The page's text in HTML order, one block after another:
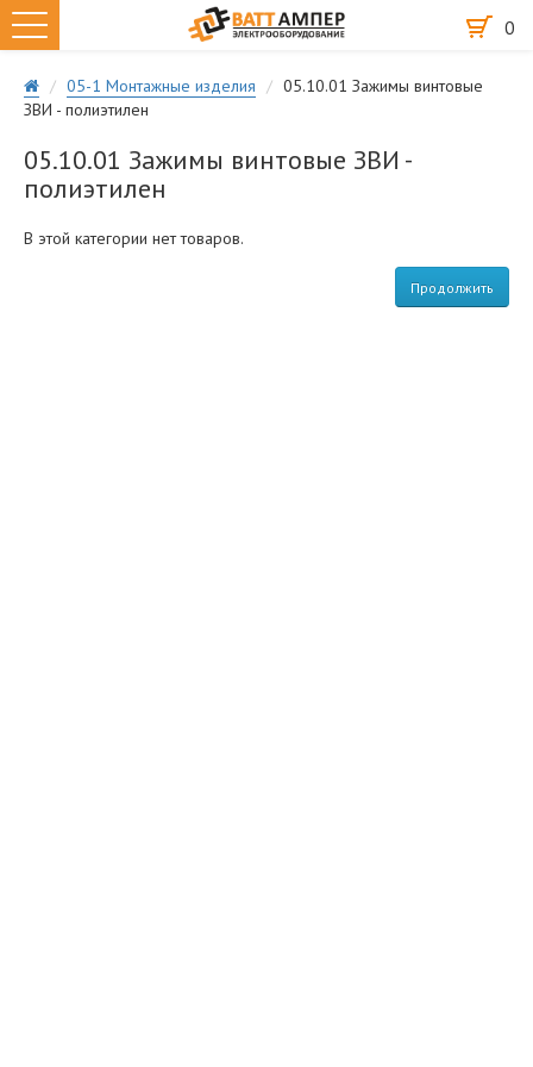
0
05-1 Монтажные изделия
05.10.01 Зажимы винтовые
ЗВИ - полиэтилен
05.10.01 Зажимы винтовые ЗВИ -
полиэтилен
В этой категории нет товаров.
Продолжить